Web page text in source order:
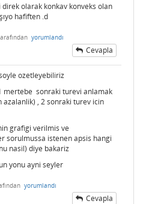
olarak konkav konveks olan
hafiften .d
yorumlandı
Cevapla
ozetleyebiliriz
mertebe sonraki turevi anlamak
, 2 sonraki turev icin
grafigi verilmis ve
sorulmussa istenen apsis hangi
nasil) diye bakariz
yonu ayni seyler
yorumlandı
Cevapla